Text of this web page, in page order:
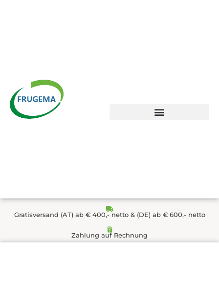
Gratisversand (AT) ab € 400,- netto & (DE) ab € 600,- netto
Zahlung auf Rechnung